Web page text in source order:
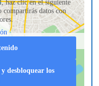
haz clic en el siguiente
compartirás datos con
desbloquear los